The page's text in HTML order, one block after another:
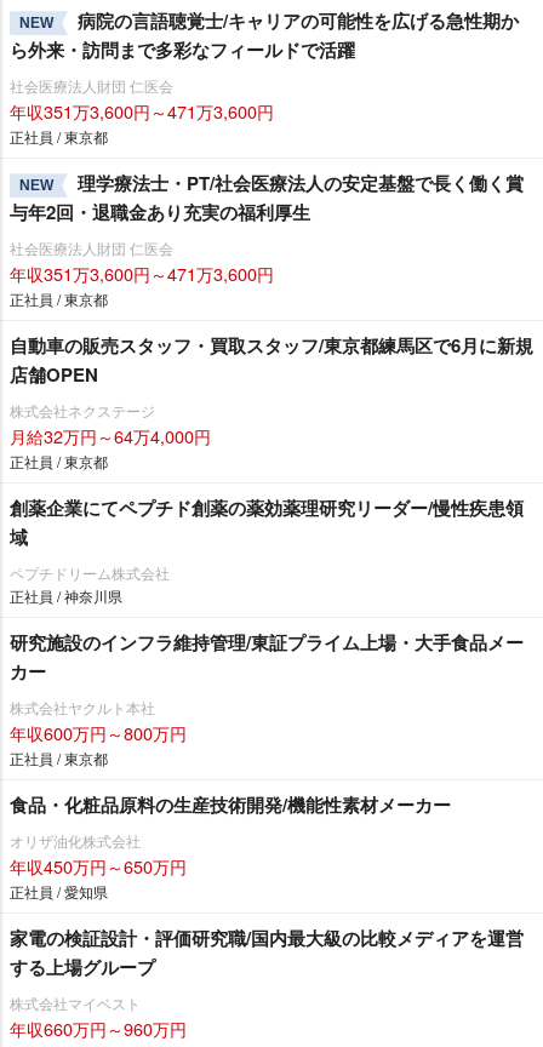
NEW
病院の言語聴覚士/キャリアの可能性を広げる急性期か
ら外来・訪問まで多彩なフィールドで活躍
社会医療法人財団 仁医会
年収351万3,600円～471万3,600円
正社員 / 東京都
NEW
理学療法士・PT/社会医療法人の安定基盤で長く働く賞
与年2回・退職金あり充実の福利厚生
社会医療法人財団 仁医会
年収351万3,600円～471万3,600円
正社員 / 東京都
自動車の販売スタッフ・買取スタッフ/東京都練馬区で6月に新規
店舗OPEN
株式会社ネクステージ
月給32万円～64万4,000円
正社員 / 東京都
創薬企業にてペプチド創薬の薬効薬理研究リーダー/慢性疾患領
域
ペプチドリーム株式会社
正社員 / 神奈川県
研究施設のインフラ維持管理/東証プライム上場・大手食品メー
カー
株式会社ヤクルト本社
年収600万円～800万円
正社員 / 東京都
食品・化粧品原料の生産技術開発/機能性素材メーカー
オリザ油化株式会社
年収450万円～650万円
正社員 / 愛知県
家電の検証設計・評価研究職/国内最大級の比較メディアを運営
する上場グループ
株式会社マイベスト
年収660万円～960万円